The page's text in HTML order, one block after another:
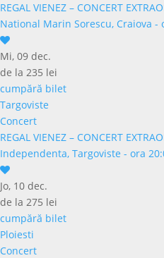
REGAL VIENEZ – CONCERT
National Marin Sorescu, Craiova -
Mi, 09 dec.
de la 235 lei
cumpără bilet
Targoviste
Concert
REGAL VIENEZ – CONCERT
Independenta, Targoviste - ora
Jo, 10 dec.
de la 275 lei
cumpără bilet
Ploiesti
Concert